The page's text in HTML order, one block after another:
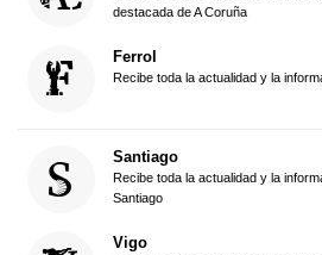
destacada de A Coruña
Ferrol
Recibe toda la actualidad y la
Santiago
Recibe toda la actualidad y la
Santiago
Vigo